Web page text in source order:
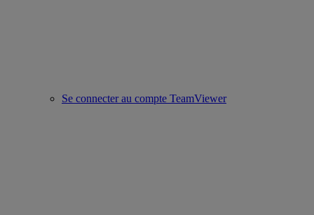
Se connecter au compte TeamViewer